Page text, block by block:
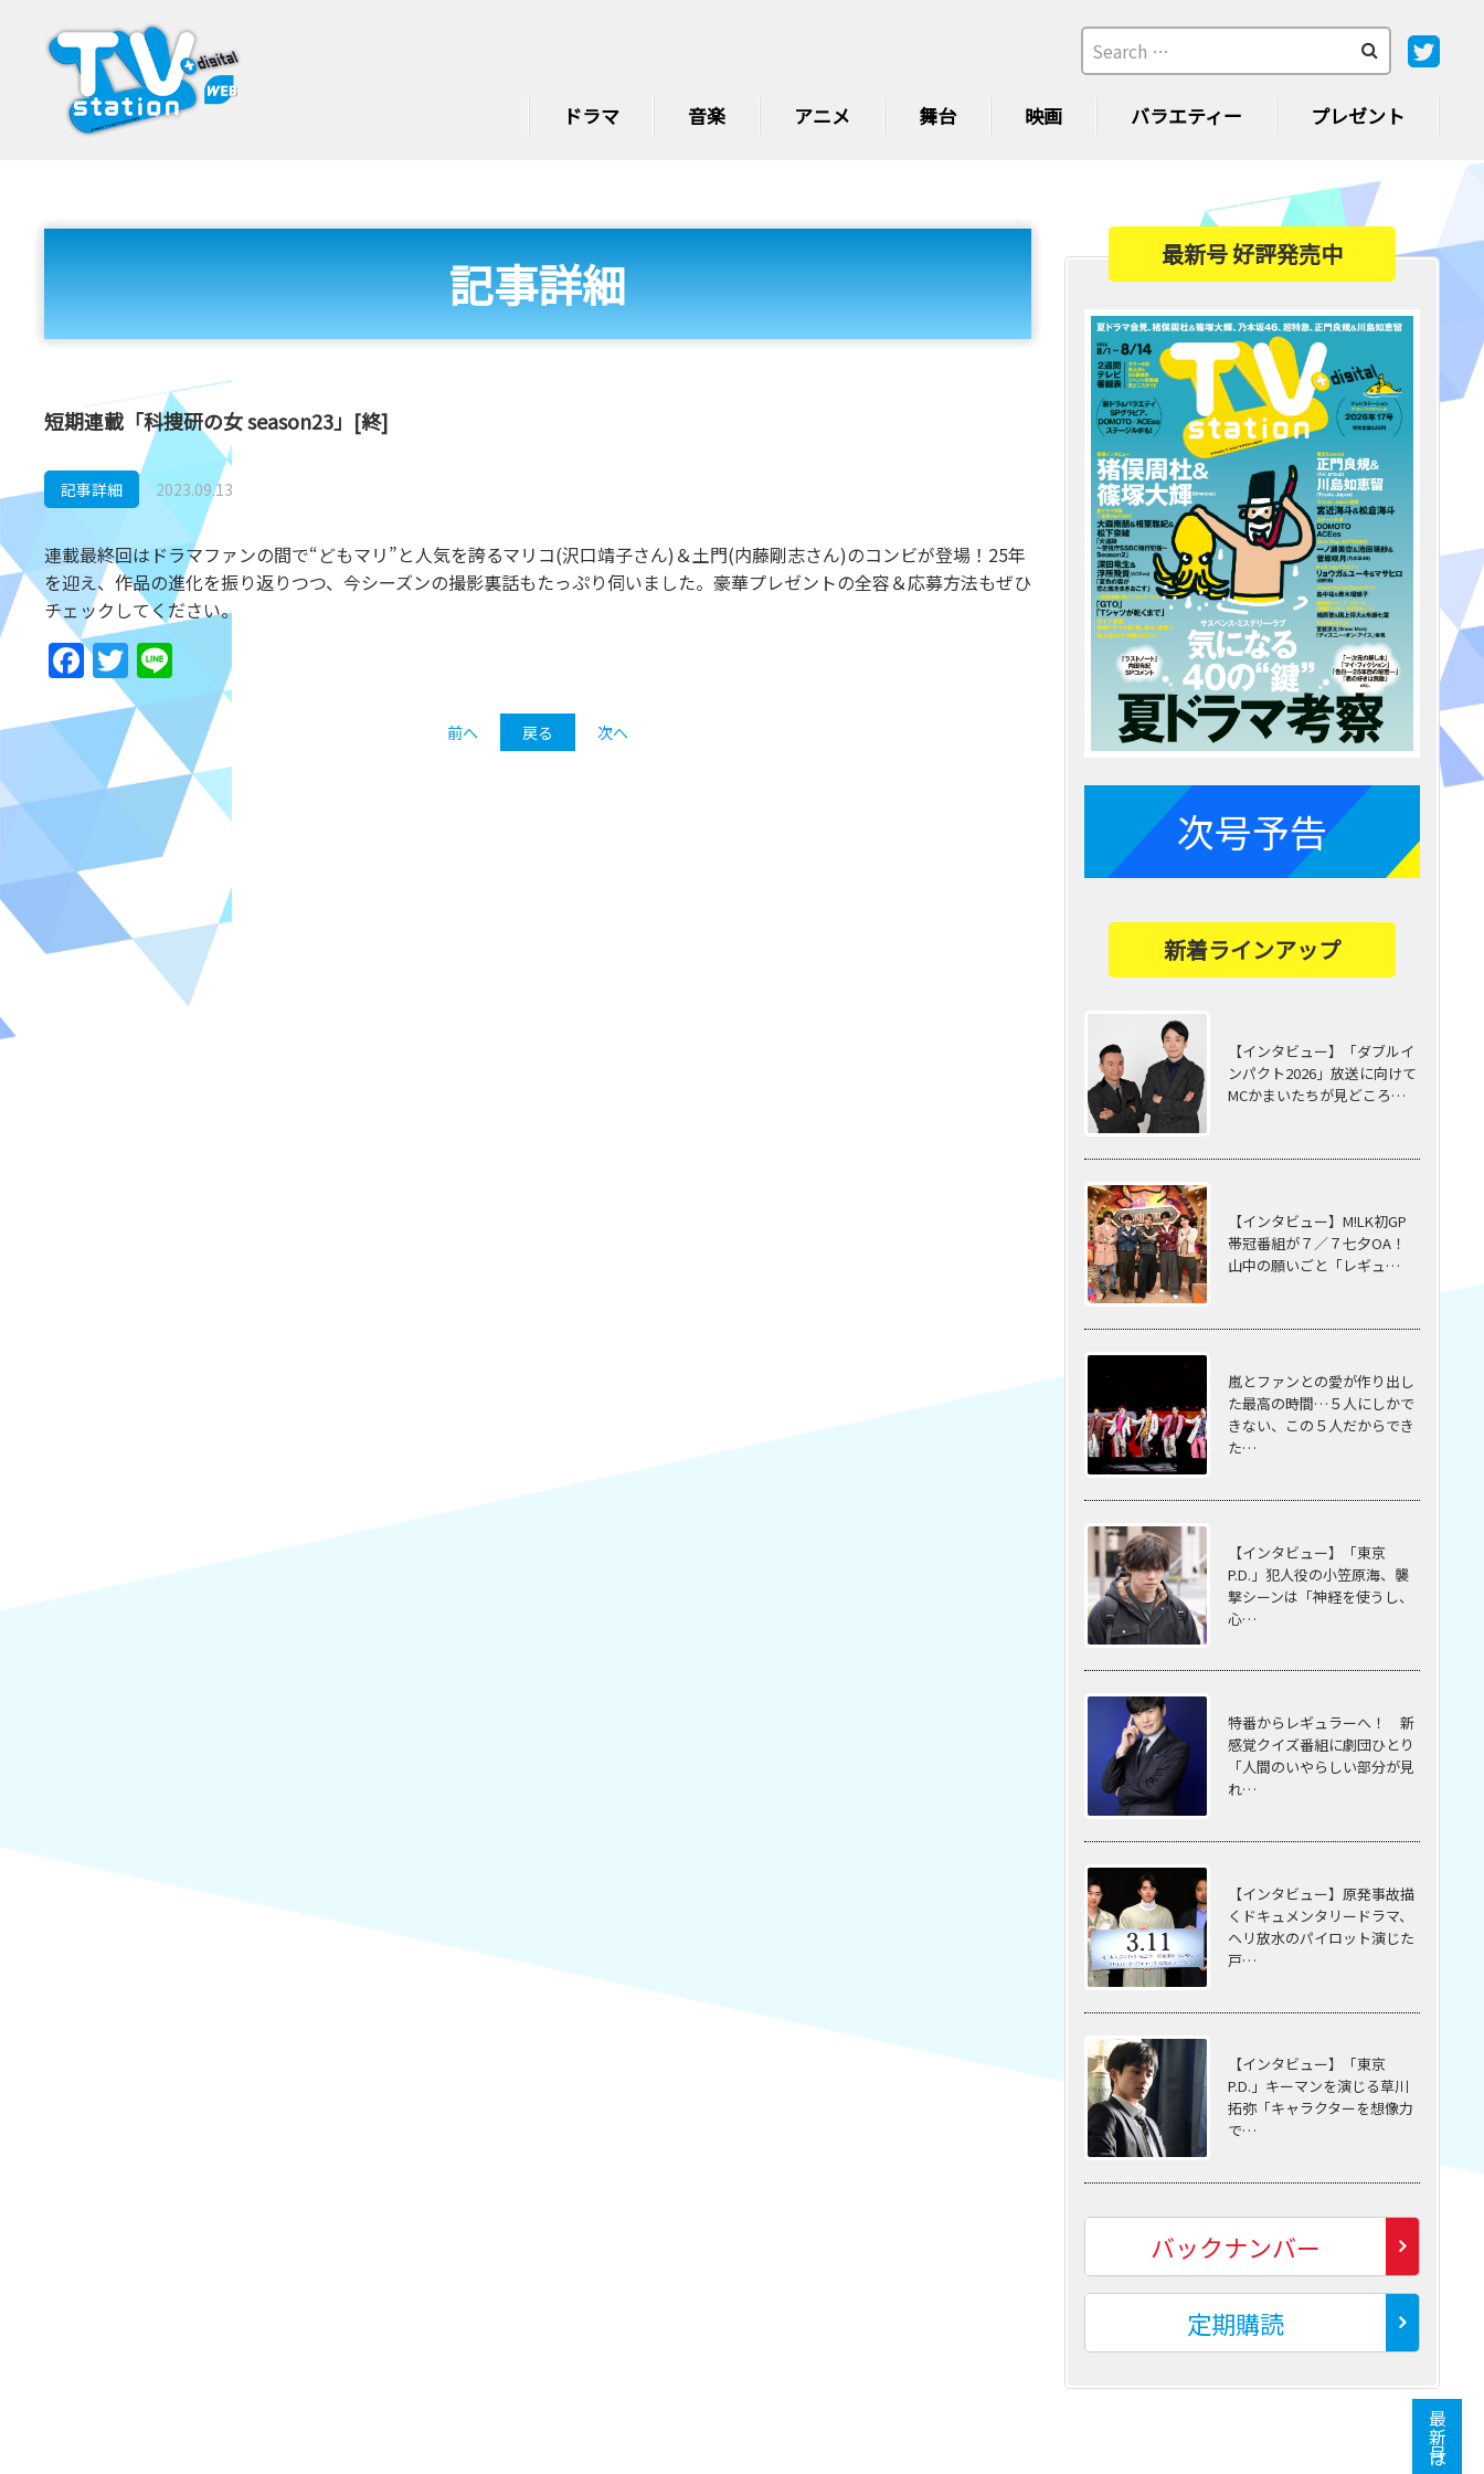
ドラマ 音楽 アニメ 舞台 映画 バラエティー プレゼント
記事詳細
短期連載「科捜研の女 season23」[終]
記事詳細 2023.09.13
連載最終回はドラマファンの間で“どもマリ”と人気を誇るマリコ(沢口靖子さん)＆土門(内藤剛志さん)のコンビが登場！25年
を迎え、作品の進化を振り返りつつ、今シーズンの撮影裏話もたっぷり伺いました。豪華プレゼントの全容＆応募方法もぜひ
チェックしてください。
Facebook
Twitter
Line
前へ 戻る 次へ
最新号 好評発売中
次号予告
新着ラインアップ
【インタビュー】「ダブルイ
ンパクト2026」放送に向けて
MCかまいたちが見どころ…
【インタビュー】M!LK初GP
帯冠番組が７／７七夕OA！
山中の願いごと「レギュ…
嵐とファンとの愛が作り出し
た最高の時間…５⼈にしかで
きない、この５⼈だからでき
た…
【インタビュー】「東京
P.D.」犯人役の小笠原海、襲
撃シーンは「神経を使うし、
心…
特番からレギュラーへ！ 新
感覚クイズ番組に劇団ひとり
「人間のいやらしい部分が見
れ…
【インタビュー】原発事故描
くドキュメンタリードラマ、
ヘリ放水のパイロット演じた
戸…
【インタビュー】「東京
P.D.」キーマンを演じる草川
拓弥「キャラクターを想像力
で…
バックナンバー
定期購読